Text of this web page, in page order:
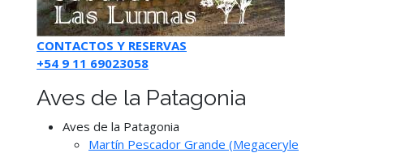
CONTACTOS Y RESERVAS
+54 9 11 69023058
Aves de la Patagonia
Aves de la Patagonia
Martín Pescador Grande (Megaceryle